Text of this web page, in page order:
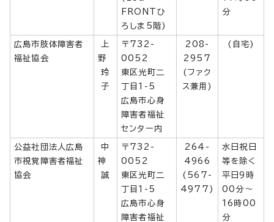
FRONTひ
ろしま5階)
分
広島市肢体障害者
福祉協会
上
野
玲
子
〒732-
0052
東区光町二
丁目1-5
広島市心身
障害者福祉
センター内
208-
2957
(ファク
ス兼用)
(自宅)
公益社団法人広島
市視覚障害者福祉
協会
中
神
誠
〒732-
0052
東区光町二
丁目1-5
広島市心身
障害者福祉
264-
4966
(567-
4977)
水日祝日
等を除く
平日9時
00分～
16時00
分